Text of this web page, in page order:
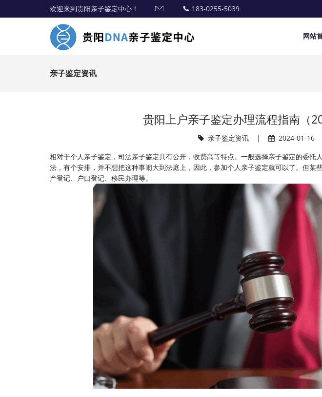
欢迎来到贵阳亲子鉴定中心！ 183-0255-5039
网站
亲子鉴定资讯
贵阳上户亲子鉴定办理流程指南（
亲子鉴定资讯 |
2024-01-16
相对于个人亲子鉴定， 司法亲子鉴定具有公开，收费高等特点。一般选择亲子鉴定的委托
法，有个安排，并不想把这种事闹大到法庭上，因此，参加个人亲子鉴定就可以了。但某
产登记、户口登记、移民办理等。